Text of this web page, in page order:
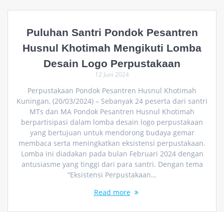
Puluhan Santri Pondok Pesantren
Husnul Khotimah Mengikuti Lomba
Desain Logo Perpustakaan
12 Juni 2024
Perpustakaan Pondok Pesantren Husnul Khotimah
Kuningan, (20/03/2024) – Sebanyak 24 peserta dari santri
MTs dan MA Pondok Pesantren Husnul Khotimah
berpartisipasi dalam lomba desain logo perpustakaan
yang bertujuan untuk mendorong budaya gemar
membaca serta meningkatkan eksistensi perpustakaan.
Lomba ini diadakan pada bulan Februari 2024 dengan
antusiasme yang tinggi dari para santri. Dengan tema
“Eksistensi Perpustakaan…
Read more